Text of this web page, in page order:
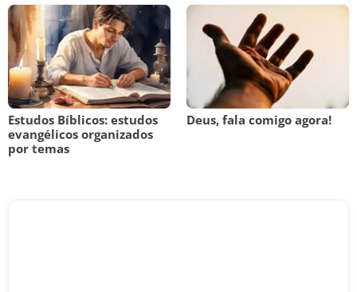
Estudos Bíblicos: estudos
evangélicos organizados
por temas
Deus, fala comigo agora!